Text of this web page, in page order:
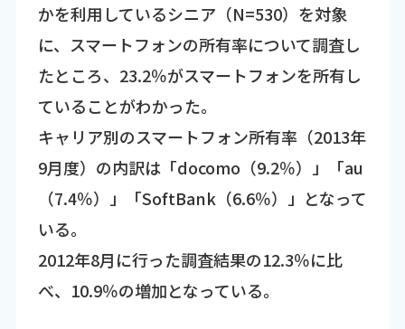
かを利用しているシニア（N=530）を対象
に、スマートフォンの所有率について調査し
たところ、23.2％がスマートフォンを所有し
ていることがわかった。
キャリア別のスマートフォン所有率（2013年
9月度）の内訳は「docomo（9.2％）」「au
（7.4％）」「SoftBank（6.6％）」となって
いる。
2012年8月に行った調査結果の12.3％に比
べ、10.9％の増加となっている。